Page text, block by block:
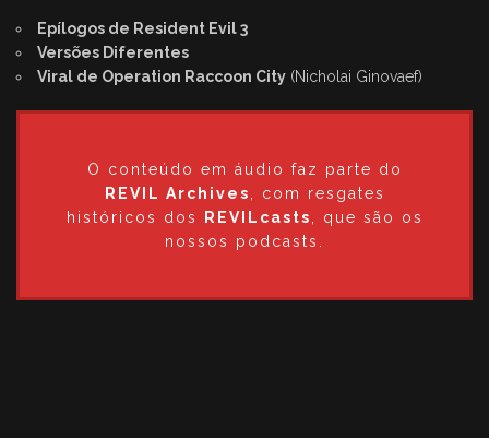
Epílogos de Resident Evil 3
Versões Diferentes
Viral de Operation Raccoon City (Nicholai Ginovaef)
O conteúdo em áudio faz parte do
REVIL Archives, com resgates
históricos dos
REVILcasts, que são os
nossos podcasts.